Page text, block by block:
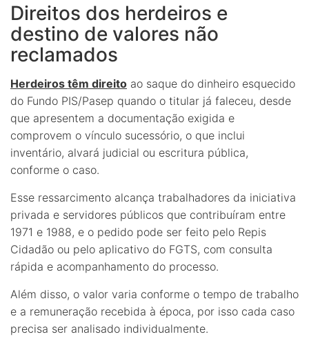
Direitos dos herdeiros e
destino de valores não
reclamados
Herdeiros têm direito ao saque do dinheiro esquecido
do Fundo PIS/Pasep quando o titular já faleceu, desde
que apresentem a documentação exigida e
comprovem o vínculo sucessório, o que inclui
inventário, alvará judicial ou escritura pública,
conforme o caso.
Esse ressarcimento alcança trabalhadores da iniciativa
privada e servidores públicos que contribuíram entre
1971 e 1988, e o pedido pode ser feito pelo Repis
Cidadão ou pelo aplicativo do FGTS, com consulta
rápida e acompanhamento do processo.
Além disso, o valor varia conforme o tempo de trabalho
e a remuneração recebida à época, por isso cada caso
precisa ser analisado individualmente.